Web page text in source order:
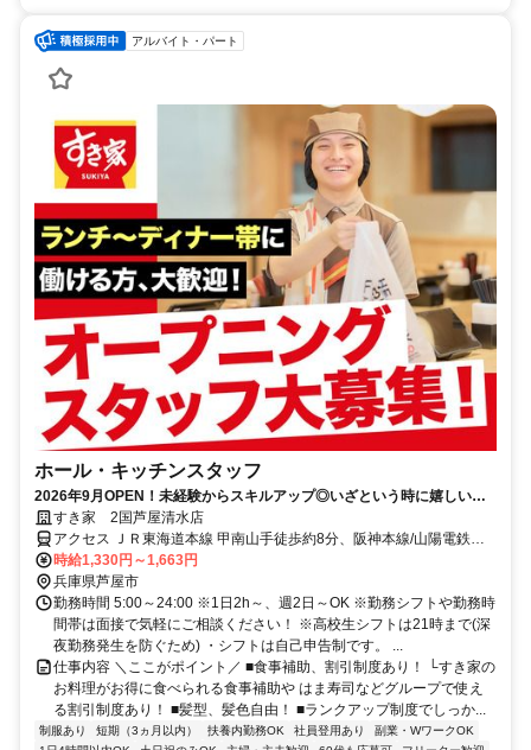
アルバイト・パート
ホール・キッチンスタッフ
2026年9月OPEN！未経験からスキルアップ◎いざという時に嬉しい給
与前払い制度あり！
すき家 2国芦屋清水店
アクセス ＪＲ東海道本線 甲南山手徒歩約8分、阪神本線/山陽電鉄本
線 芦屋〔阪神線〕西出口徒歩約12分、阪急神戸本線 芦屋川北出口徒
歩約14分 JR神戸線「甲南山手駅」より徒歩8分
時給1,330円～1,663円
兵庫県芦屋市
勤務時間 5:00～24:00 ※1日2h～、週2日～OK ※勤務シフトや勤務時
間帯は面接で気軽にご相談ください！ ※高校生シフトは21時まで(深
夜勤務発生を防ぐため) ・シフトは自己申告制です。 ...
仕事内容 ＼ここがポイント／ ■食事補助、割引制度あり！ └すき家の
お料理がお得に食べられる食事補助や はま寿司などグループで使え
る割引制度あり！ ■髪型、髪色自由！ ■ランクアップ制度でしっか...
制服あり 短期（3ヵ月以内） 扶養内勤務OK 社員登用あり
副業・WワークOK